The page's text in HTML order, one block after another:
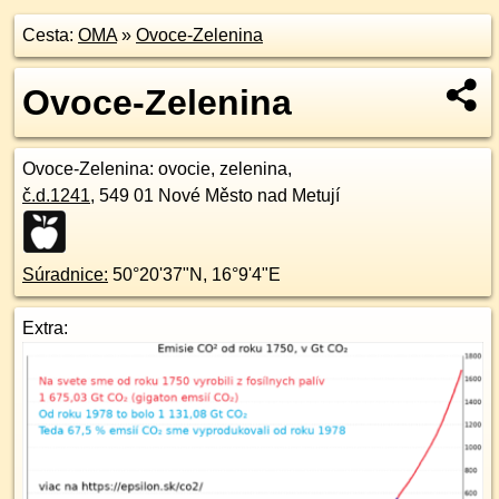
Cesta: OMA» Ovoce-Zelenina
Ovoce-Zelenina
Ovoce-Zelenina: ovocie, zelenina,
č.d.1241, 549 01 Nové Město nad Metují
Súradnice: 50°20'37"N , 16°9'4"E
Extra: